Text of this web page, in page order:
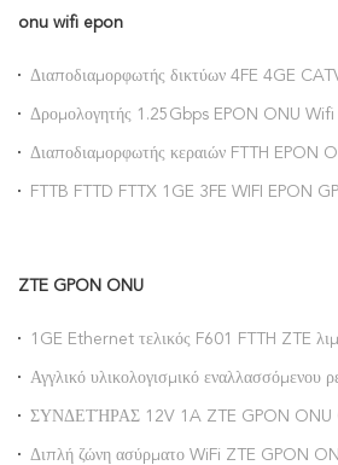
onu wifi epon
Διαποδιαμορφωτής δικτύων 4FE 4GE
FTTH HG8247H5 GEPON ONU οπτικών
Δρομολογητής 1.25Gbps EPON ONU Wifi
Διαποδιαμορφωτής κεραιών FTTH EPON
FTTB FTTD FTTX 1GE 3FE WIFI EPON
ZTE GPON ONU
1GE Ethernet τελικός F601 FTTH ZTE
Αγγλικό υλικολογισμικό εναλλασσόμενου
ΣΥΝΔΕΤΉΡΑΣ 12V 1A ZTE GPON ONU
Διπλή ζώνη ασύρματο WiFi ZTE GPON